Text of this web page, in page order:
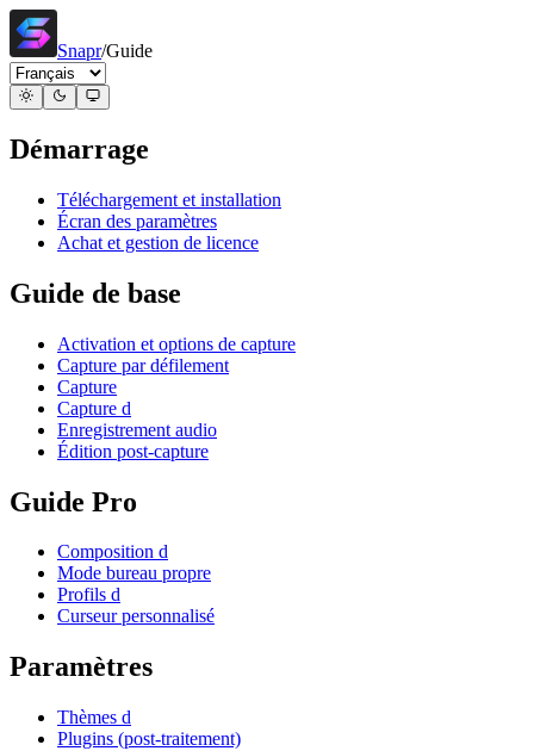
Snapr/Guide
Démarrage
Téléchargement et installation
Écran des paramètres
Achat et gestion de licence
Guide de base
Activation et options de capture
Capture par défilement
Capture
Capture d
Enregistrement audio
Édition post-capture
Guide Pro
Composition d
Mode bureau propre
Profils d
Curseur personnalisé
Paramètres
Thèmes d
Plugins (post-traitement)